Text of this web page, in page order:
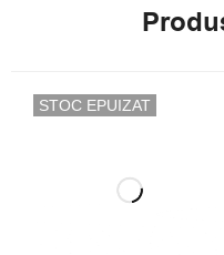
STOC EPUIZAT